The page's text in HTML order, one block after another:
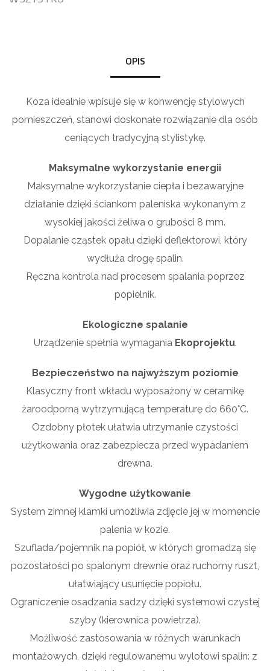
OPIS
Koza idealnie wpisuje się w konwencję stylowych
pomieszczeń, stanowi doskonałe rozwiązanie dla osób
ceniących tradycyjną stylistykę.
Maksymalne wykorzystanie energii
Maksymalne wykorzystanie ciepła i bezawaryjne
działanie dzięki ściankom paleniska wykonanym z
wysokiej jakości żeliwa o grubości 8 mm.
Dopalanie cząstek opału dzięki deflektorowi, który
wydłuża drogę spalin.
Ręczna kontrola nad procesem spalania poprzez
popielnik.
Ekologiczne spalanie
Urządzenie spełnia wymagania Ekoprojektu.
Bezpieczeństwo na najwyższym poziomie
Klasyczny front wkładu wyposażony w ceramikę
żaroodporną wytrzymującą temperaturę do 660°C.
Ozdobny płotek ułatwia utrzymanie czystości
użytkowania oraz zabezpiecza przed wypadaniem
drewna.
Wygodne użytkowanie
System zimnej klamki umożliwia zdjęcie jej w momencie
palenia w kozie.
Szuflada/pojemnik na popiół, w których gromadzą się
pozostałości po spalonym drewnie oraz ruchomy ruszt,
ułatwiający usunięcie popiołu.
Ograniczenie osadzania sadzy dzięki systemowi czystej
szyby (kierownica powietrza).
Możliwość zastosowania w różnych warunkach
montażowych, dzięki regulowanemu wylotowi spalin: z